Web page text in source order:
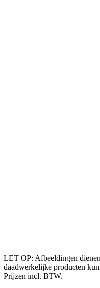
LET OP: Afbeeldingen
daadwerkelijke producten
Prijzen incl. BTW.